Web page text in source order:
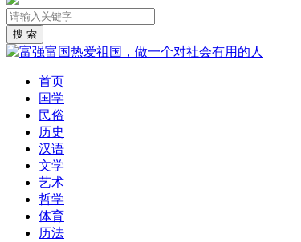
首页
国学
民俗
历史
汉语
文学
艺术
哲学
体育
历法